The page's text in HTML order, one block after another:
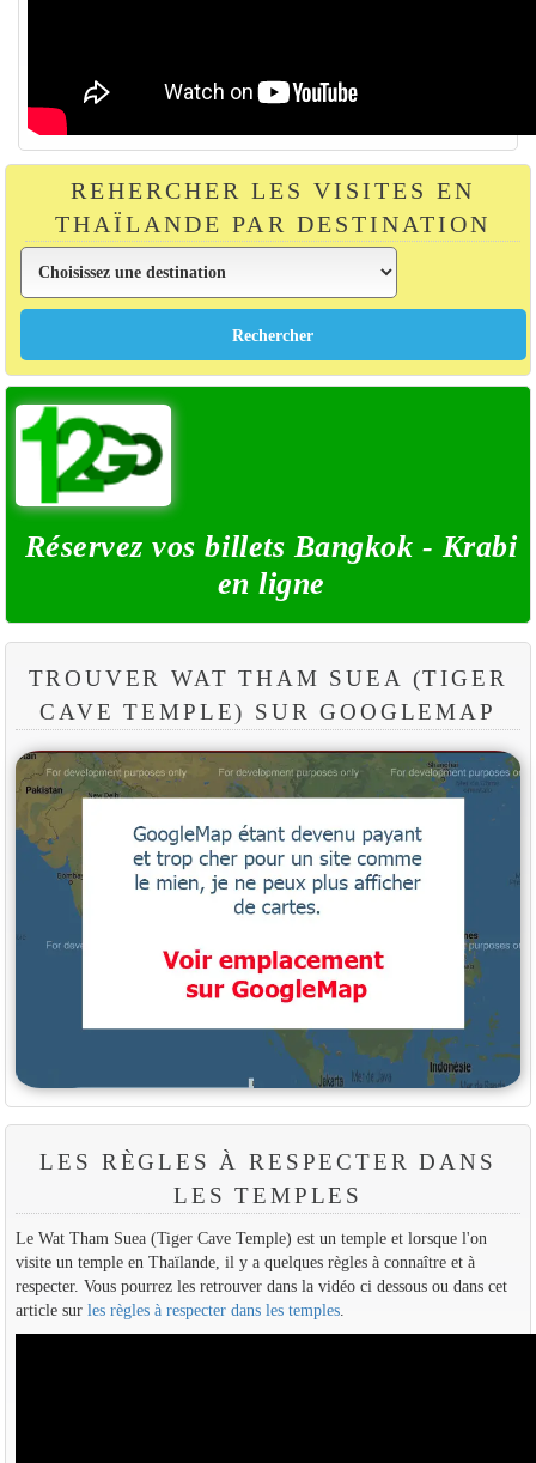
REHERCHER LES VISITES EN
THAÏLANDE PAR DESTINATION
Réservez vos billets Bangkok - Krabi
en ligne
TROUVER WAT THAM SUEA (TIGER
CAVE TEMPLE) SUR GOOGLEMAP
LES RÈGLES À RESPECTER DANS
LES TEMPLES
Le Wat Tham Suea (Tiger Cave Temple) est un temple et lorsque l'on
visite un temple en Thaïlande, il y a quelques règles à connaître et à
respecter. Vous pourrez les retrouver dans la vidéo ci dessous ou dans cet
article sur les règles à respecter dans les temples.